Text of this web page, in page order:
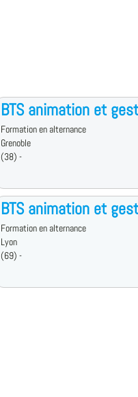
BTS animation et
Formation en alternance
Grenoble
(38) -
BTS animation et
Formation en alternance
Lyon
(69) -